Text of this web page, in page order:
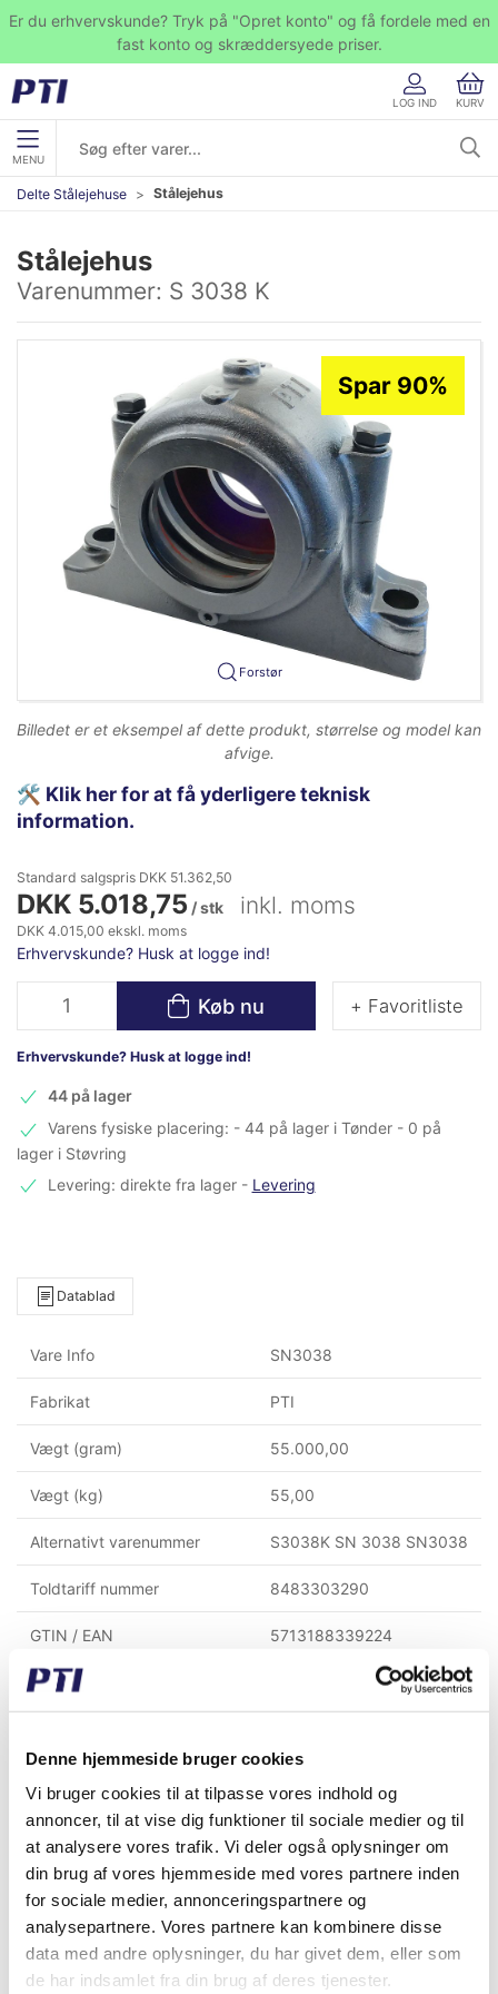
Denne hjemmeside bruger cookies
Vi bruger cookies til at tilpasse vores indhold og
annoncer, til at vise dig funktioner til sociale medier og til
at analysere vores trafik. Vi deler også oplysninger om
din brug af vores hjemmeside med vores partnere inden
for sociale medier, annonceringspartnere og
analysepartnere. Vores partnere kan kombinere disse
data med andre oplysninger, du har givet dem, eller som
de har indsamlet fra din brug af deres tjenester.
Er du erhvervskunde? Tryk på "Opret konto" og få fordele med en
fast konto og skræddersyede priser.
LOG IND KURV
MENU
Delte Stålejehuse Stålejehus
Stålejehus
Varenummer: S 3038 K
Forstør
Spar 90%
Billedet er et eksempel af dette produkt, størrelse og model kan
afvige.
🛠️ Klik her for at få yderligere teknisk
information.
Standard salgspris DKK 51.362,50
DKK 5.018,75 / stk inkl. moms
DKK 4.015,00 ekskl. moms
Erhvervskunde? Husk at logge ind!
Køb nu
Erhvervskunde? Husk at logge ind!
+ Favoritliste
44 på lager
Varens fysiske placering: - 44 på lager i Tønder - 0 på
lager i Støvring
Levering: direkte fra lager- Levering
Datablad
Vare Info SN3038
Fabrikat PTI
Vægt (gram) 55.000,00
Vægt (kg) 55,00
Alternativt varenummer S3038K SN 3038 SN3038
Toldtariff nummer 8483303290
GTIN / EAN 5713188339224
Indvendig diameter (mm)
Højde til center af aksel (mm) 170,00
Købt sammen med denne vare